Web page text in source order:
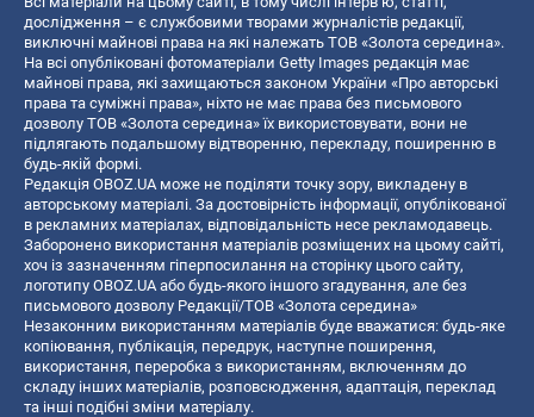
дослідження – є службовими творами журналістів редакції,
виключні майнові права на які належать ТОВ «Золота середина».
На всі опубліковані фотоматеріали Getty Images редакція має
майнові права, які захищаються законом України «Про авторські
права та суміжні права», ніхто не має права без письмового
дозволу ТОВ «Золота середина» їх використовувати, вони не
підлягають подальшому відтворенню, перекладу, поширенню в
будь-якій формі.
Редакція OBOZ.UA може не поділяти точку зору, викладену в
авторському матеріалі. За достовірність інформації, опублікованої
в рекламних матеріалах, відповідальність несе рекламодавець.
Заборонено використання матеріалів розміщених на цьому сайті,
хоч із зазначенням гіперпосилання на сторінку цього сайту,
логотипу OBOZ.UA або будь-якого іншого згадування, але без
письмового дозволу Редакції/ТОВ «Золота середина»
Незаконним використанням матеріалів буде вважатися: будь-яке
копiювання, публiкацiя, передрук, наступне поширення,
використання, переробка з використанням, включенням до
складу інших матеріалів, розповсюдження, адаптація, переклад
та інші подібні зміни матеріалу.